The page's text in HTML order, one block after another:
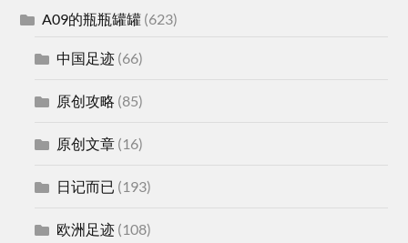
A09的瓶瓶罐罐 (623)
中国足迹 (66)
原创攻略 (85)
原创文章 (16)
日记而已 (193)
欧洲足迹 (108)